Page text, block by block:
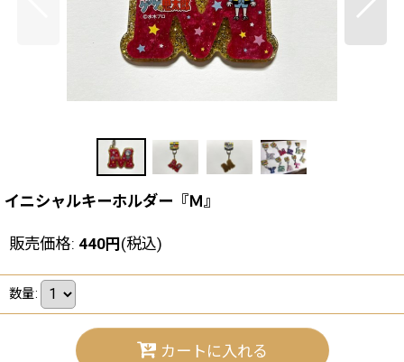
イニシャルキーホルダー『Ｍ』
販売価格: 440円(税込)
数量:
カートに入れる